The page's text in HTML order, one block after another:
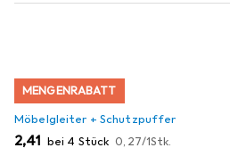
MENGENRABATT
Möbelgleiter + Schutzpuffer
EUR
2,41 bei 4 Stück EUR
0,27/1Stk.